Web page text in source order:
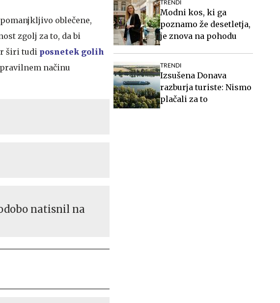
oblečene,
zgolj za to, da bi
širi tudi posnetek golih
načinu
natisnil na
TRENDI
Modni kos, ki ga
poznamo že desetletja,
je znova na pohodu
TRENDI
Izsušena Donava
razburja turiste: Nismo
plačali za to